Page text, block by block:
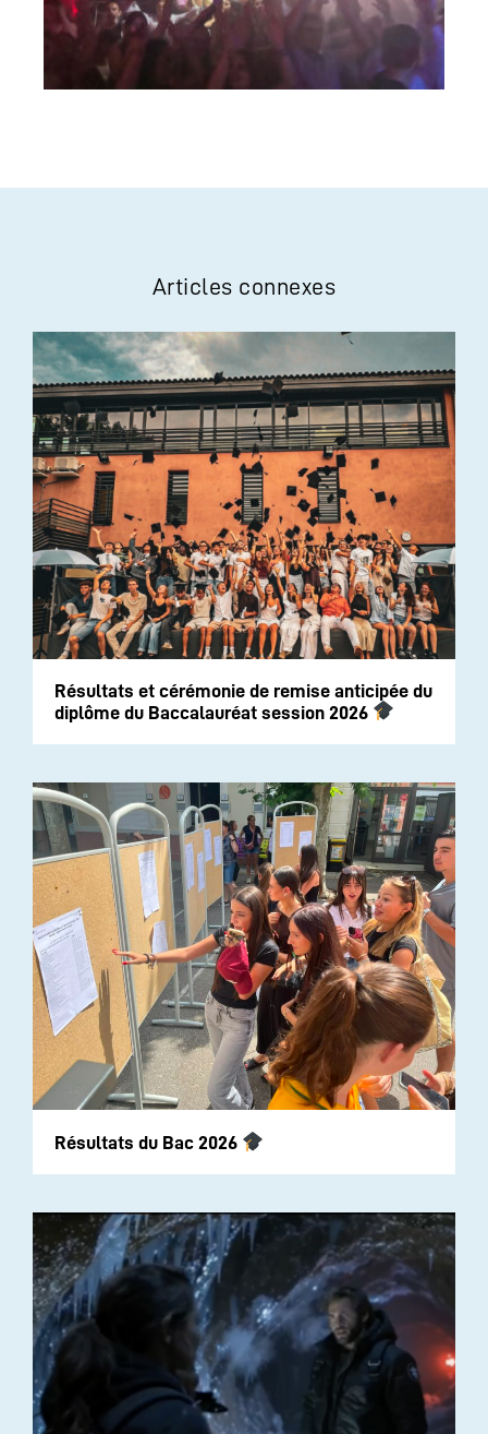
Articles connexes
Résultats et cérémonie de remise anticipée du
diplôme du Baccalauréat session 2026
Résultats du Bac 2026